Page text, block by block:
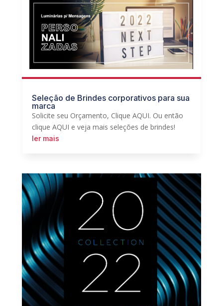
Seleção de Brindes corporativos para sua
marca
Solicite seu Orçamento, Clique AQUI. Ou então
clique AQUI e veja mais seleções de brindes!
ler mais